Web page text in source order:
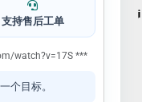
支持售后工单
watch?v=17S ***
个目标。
YouTube random